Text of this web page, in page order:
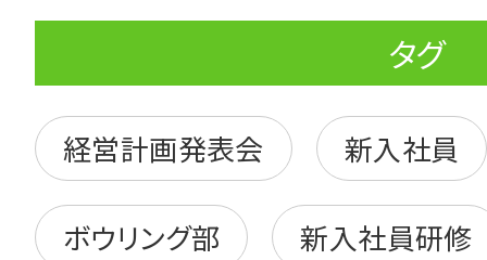
タグ
経営計画発表会 新入社員
ボウリング部 新入社員研修